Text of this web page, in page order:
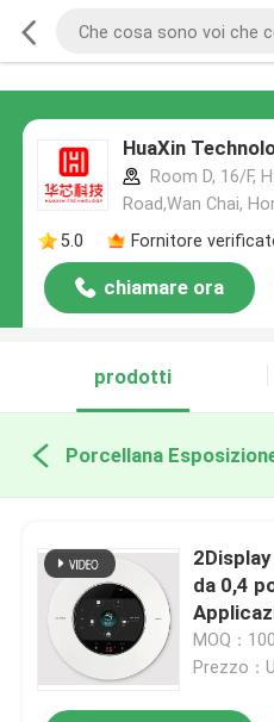
HuaXin
Room D, 16/F,
Road,Wan Chai,
5.0
Fornitore
chiamare ora
prodotti
Porcellana
da 0,4
Colori
MOQ：
Prezzo：